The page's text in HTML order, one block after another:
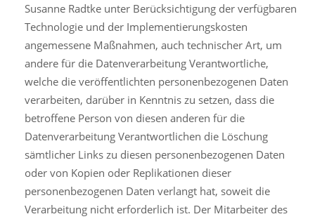
Susanne Radtke unter Berücksichtigung der verfügbaren
Technologie und der Implementierungskosten
angemessene Maßnahmen, auch technischer Art, um
andere für die Datenverarbeitung Verantwortliche,
welche die veröffentlichten personenbezogenen Daten
verarbeiten, darüber in Kenntnis zu setzen, dass die
betroffene Person von diesen anderen für die
Datenverarbeitung Verantwortlichen die Löschung
sämtlicher Links zu diesen personenbezogenen Daten
oder von Kopien oder Replikationen dieser
personenbezogenen Daten verlangt hat, soweit die
Verarbeitung nicht erforderlich ist. Der Mitarbeiter des